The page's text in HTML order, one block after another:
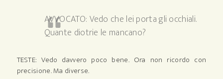
AVVOCATO: Vedo che lei porta gli occhiali.
Quante diotrie le mancano?
TESTE: Vedo davvero poco bene. Ora non ricordo con
precisione. Ma diverse.